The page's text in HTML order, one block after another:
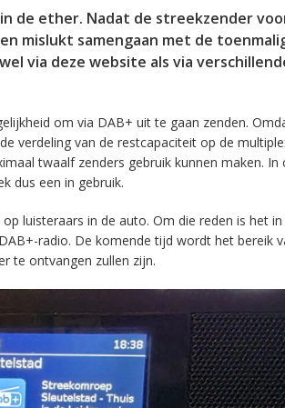
de ether. Nadat de streekzender
mislukt samengaan met de
via deze website als via
om via DAB+ uit te gaan zenden.
van de restcapaciteit op de
twaalf zenders gebruik kunnen maken. In
dus een in gebruik.
luisteraars in de auto. Om die reden is het in
radio. De komende tijd wordt het bereik
te ontvangen zullen zijn.